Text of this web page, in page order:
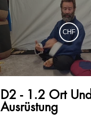
CHF
D2 - 1.2 Ort Und
Ausrüstung